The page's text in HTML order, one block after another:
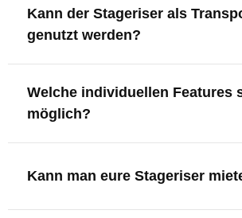
innerhalb Deutschlands kostenfrei.
Kann der Stageriser als
genutzt werden?
oder Zubehör nutzen.
Welche individuellen Features
möglich?
XLR-Brücke / Schnittstelle
Setlist-Clip
Kann man eure Stageriser